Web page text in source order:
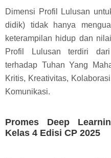
Dimensi Profil Lulusan
didik) tidak hanya
keterampilan hidup dan
Profil Lulusan terdiri
terhadap Tuhan Yang
Kritis, Kreativitas,
Komunikasi.
Promes Deep
Kelas 4 Edisi CP 2025